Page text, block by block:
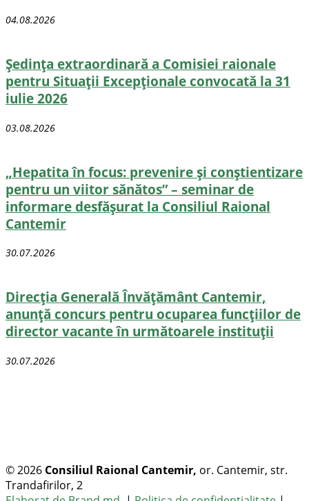
04.08.2026
Ședința extraordinară a Comisiei raionale
pentru Situații Excepționale convocată la 31
iulie 2026
03.08.2026
„Hepatita în focus: prevenire și conștientizare
pentru un viitor sănătos” – seminar de
informare desfășurat la Consiliul Raional
Cantemir
30.07.2026
Direcţia Generală Învăţământ Cantemir,
anunță concurs pentru ocuparea funcţiilor de
director vacante în următoarele instituții
30.07.2026
© 2026 Consiliul Raional Cantemir, or. Cantemir, str.
Trandafirilor, 2